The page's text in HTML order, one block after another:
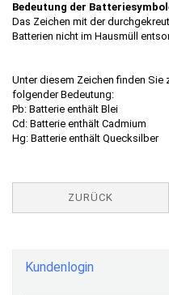
Bedeutung der
Das Zeichen mit der
Batterien nicht im Hausmüll
Unter diesem Zeichen finden
folgender Bedeutung:
Pb: Batterie enthält Blei
Cd: Batterie enthält Cadmium
Hg: Batterie enthält Quecksilber
ZURÜCK
Kundenlogin